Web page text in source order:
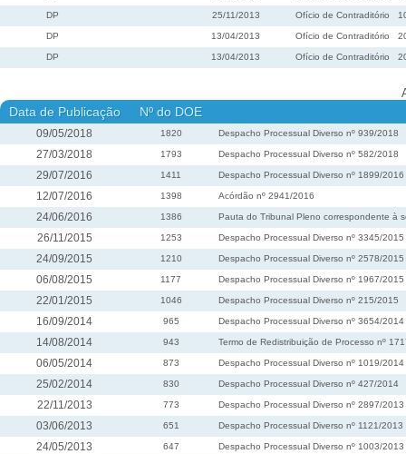
DP 25/11/2013 Ofício de Contraditório
DP 13/04/2013 Ofício de Contraditório
DP 13/04/2013 Ofício de Contraditório
Data de Publicação Nº do DOE
09/05/2018 1820 Despacho Processual Diverso nº 939/2018
27/03/2018 1793 Despacho Processual Diverso nº 582/2018
29/07/2016 1411 Despacho Processual Diverso nº 1899/2016
12/07/2016 1398 Acórdão nº 2941/2016
24/06/2016 1386 Pauta do Tribunal Pleno correspondente à
26/11/2015 1253 Despacho Processual Diverso nº 3345/2015
24/09/2015 1210 Despacho Processual Diverso nº 2578/2015
06/08/2015 1177 Despacho Processual Diverso nº 1967/2015
22/01/2015 1046 Despacho Processual Diverso nº 215/2015
16/09/2014 965 Despacho Processual Diverso nº 3654/2014
14/08/2014 943 Termo de Redistribuição de Processo nº
06/05/2014 873 Despacho Processual Diverso nº 1019/2014
25/02/2014 830 Despacho Processual Diverso nº 427/2014
22/11/2013 773 Despacho Processual Diverso nº 2897/2013
03/06/2013 651 Despacho Processual Diverso nº 1121/2013
24/05/2013 647 Despacho Processual Diverso nº 1003/2013